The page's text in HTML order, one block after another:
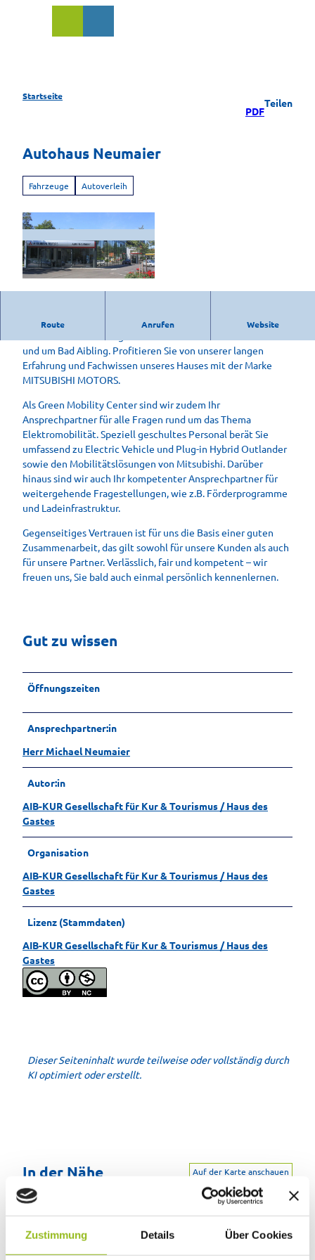
Zustimmung Details Über Cookies
Startseite
PDF
Teilen
Autohaus Neumaier
Fahrzeuge Autoverleih
h
a
u
N
e
u
m
a
i
e
r
Route Anrufen Website
​Auf uns können Sie vertrauen!
und um Bad Aibling. Profitieren Sie von unserer langen
Erfahrung und Fachwissen unseres Hauses mit der Marke
MITSUBISHI MOTORS.
Als Green Mobility Center sind wir zudem Ihr
Ansprechpartner für alle Fragen rund um das Thema
Elektromobilität. Speziell geschultes Personal berät Sie
umfassend zu Electric Vehicle und Plug-in Hybrid Outlander
sowie den Mobilitätslösungen von Mitsubishi. Darüber
hinaus sind wir auch Ihr kompetenter Ansprechpartner für
weitergehende Fragestellungen, wie z.B. Förderprogramme
und Ladeinfrastruktur.
Gegenseitiges Vertrauen ist für uns die Basis einer guten
Zusammenarbeit, das gilt sowohl für unsere Kunden als auch
für unsere Partner. Verlässlich, fair und kompetent – wir
freuen uns, Sie bald auch einmal persönlich kennenlernen.
Gut zu wissen
Öffnungszeiten
Ansprechpartner:in
Herr Michael Neumaier
Autor:in
AIB-KUR Gesellschaft für Kur & Tourismus / Haus des
Gastes
Organisation
AIB-KUR Gesellschaft für Kur & Tourismus / Haus des
Gastes
Lizenz (Stammdaten)
AIB-KUR Gesellschaft für Kur & Tourismus / Haus des
Gastes
Dieser Seiteninhalt wurde teilweise oder vollständig durch
KI optimiert oder erstellt.
In der Nähe Auf der Karte anschauen